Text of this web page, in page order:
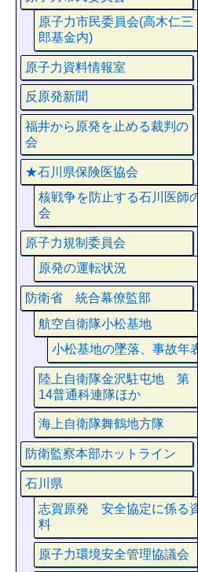
原子力市民委員会(高木仁三
郎基金内)
原子力資料情報室
反原発新聞
福井から原発を止める裁判の
会
★石川県保険医協会
核戦争を防止する石川医師の
会
原子力規制委員会
原発の運転状況
防衛省 統合幕僚監部
航空自衛隊小松基地
小松基地の墜落、事故年表
陸上自衛隊金沢駐屯地 第
14普通科連隊ほか
海上自衛隊舞鶴地方隊
防衛監察本部ホットライン
石川県
志賀原発 安全協定に係る資
料
原子力環境安全管理協議会